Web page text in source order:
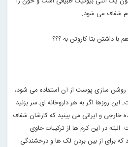
شفاف می شود.
داشتن بتا کاروتن به ؟؟؟
روشن سازی پوست از آن استفاده می شود،
روزها اگر به هر داروخانه ای سر بزنید
خارجی و ایرانی می بینید که کارشان شفاف
در این کرم ها از ترکیبات حاوی
برای از بین بردن لک ها و درخشندگی